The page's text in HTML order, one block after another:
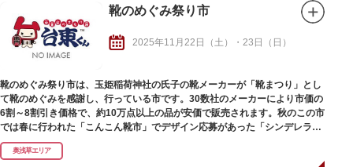
靴のめぐみ祭り市
2025年11月22日（土）・23日（日）
靴のめぐみ祭り市は、玉姫稲荷神社の氏子の靴メーカーが「靴まつり」とし
て靴のめぐみを感謝し、行っている市です。30数社のメーカーにより市価の
6割～8割引き価格で、約10万点以上の品が安価で販売されます。秋のこの市
では春に行われた「こんこん靴市」でデザイン応募があった「シンデレラの
靴御輿」が登場します。
奥浅草エリア